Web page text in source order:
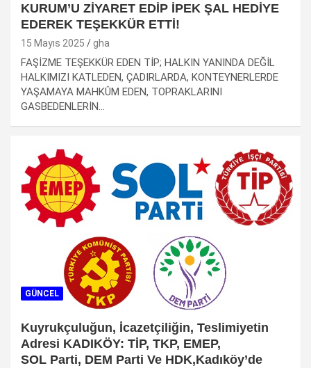
KURUM’U ZİYARET EDİP İPEK ŞAL HEDİYE
EDEREK TEŞEKKÜR ETTİ!
15 Mayıs 2025 gha
FAŞİZME TEŞEKKÜR EDEN TİP; HALKIN YANINDA DEĞİL
HALKIMIZI KATLEDEN, ÇADIRLARDA, KONTEYNERLERDE
YAŞAMAYA MAHKÛM EDEN, TOPRAKLARINI
GASBEDENLERİN…
GÜNCEL
Kuyrukçuluğun, İcazetçiliğin, Teslimiyetin
Adresi KADIKÖY: TİP, TKP, EMEP,
SOL Parti, DEM Parti Ve HDK,Kadıköy’de